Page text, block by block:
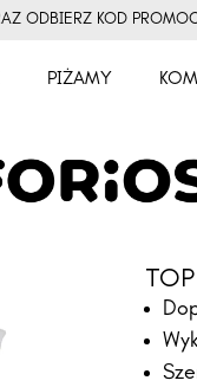
ODBIERZ KOD
PIŻAMY